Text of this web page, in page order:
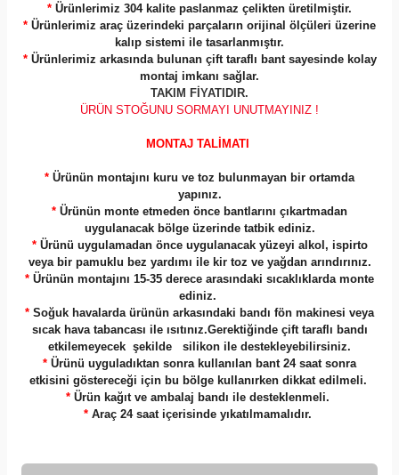
* Ürünlerimiz 304 kalite paslanmaz çelikten üretilmiştir.
* Ürünlerimiz araç üzerindeki parçaların orijinal ölçüleri üzerine
kalıp sistemi ile tasarlanmıştır.
* Ürünlerimiz arkasında bulunan çift taraflı bant sayesinde kolay
montaj imkanı sağlar.
TAKIM FİYATIDIR.
ÜRÜN STOĞUNU SORMAYI UNUTMAYINIZ !
MONTAJ TALİMATI
* Ürünün montajını kuru ve toz bulunmayan bir ortamda
yapınız.
* Ürünün monte etmeden önce bantlarını çıkartmadan
uygulanacak bölge üzerinde tatbik ediniz.
*Ürünü uygulamadan önce uygulanacak yüzeyi alkol, ispirto
veya bir pamuklu bez yardımı ile kir toz ve yağdan arındırınız.
* Ürünün montajını 15-35 derece arasındaki sıcaklıklarda monte
ediniz.
* Soğuk havalarda ürünün arkasındaki bandı fön makinesi veya
sıcak hava tabancası ile ısıtınız.Gerektiğinde çift taraflı bandı
etkilemeyecek şekilde silikon ile destekleyebilirsiniz.
* Ürünü uyguladıktan sonra kullanılan bant 24 saat sonra
etkisini göstereceği için bu bölge kullanırken dikkat edilmeli.
* Ürün kağıt ve ambalaj bandı ile desteklenmeli.
* Araç 24 saat içerisinde yıkatılmamalıdır.